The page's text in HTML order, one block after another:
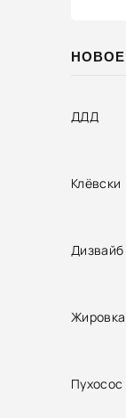
ДДД
Клёвски
Дизвайб
Жировка
Пухосос